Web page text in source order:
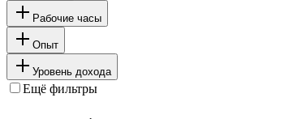
Рабочие часы
Опыт
Уровень дохода
Ещё фильтры